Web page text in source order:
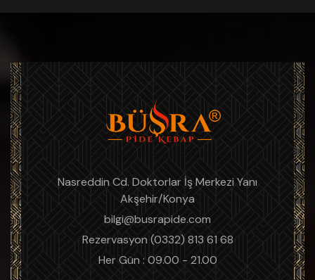
Nasreddin Cd. Doktorlar İş Merkezi Yanı
Akşehir/Konya
bilgi@busrapide.com
Rezervasyon (0332) 813 61 68
Her Gün : 09.00 - 21.00